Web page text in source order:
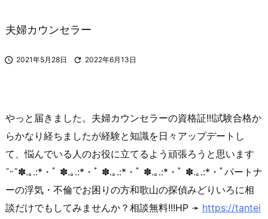
夫婦カウンセラー
 2021年5月28日  2022年6月13日
やっと届きました。夫婦カウンセラーの資格証!!!試験合格か
らかなり経ちましたが経験と知識を日々アップデートし
て、悩んでいる人のお役に立てるよう頑張ろうと思います
˘ᵕ˘✽.｡.:*・ﾟ ✽.｡.:*・ﾟ ✽.｡.:*・ﾟ ✽.｡.:*・ﾟ ✽.｡.:*・ﾟパートナ
ーの浮気・不倫でお困りの方和歌山の探偵みどりいろに相
談だけでもしてみませんか？相談無料!!!HP ➛ https://tantei